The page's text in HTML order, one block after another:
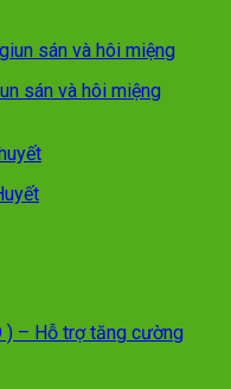
sán và hôi miệng
) – Hỗ trợ tăng cường